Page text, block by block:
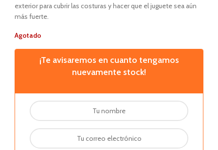
exterior para cubrir las costuras y hacer que el juguete sea aún
más fuerte.
Agotado
¡Te avisaremos en cuanto tengamos
nuevamente stock!